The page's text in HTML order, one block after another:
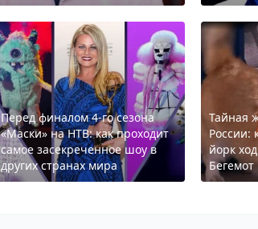
Перед финалом 4-го сезона
«Маски» на НТВ: как проходит
самое засекреченное шоу в
других странах мира
Тайная
России:
йорк
Бегемот